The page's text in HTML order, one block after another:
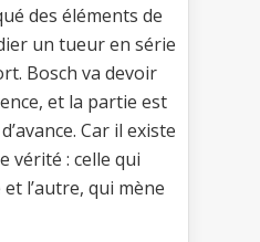
des éléments de
un tueur en série
Bosch va devoir
et la partie est
Car il existe
vérité : celle qui
l’autre, qui mène